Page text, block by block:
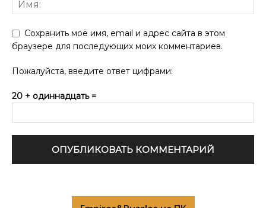
Сохранить моё имя, email и адрес сайта в этом
браузере для последующих моих комментариев.
Пожалуйста, введите ответ цифрами:
20 + одиннадцать =